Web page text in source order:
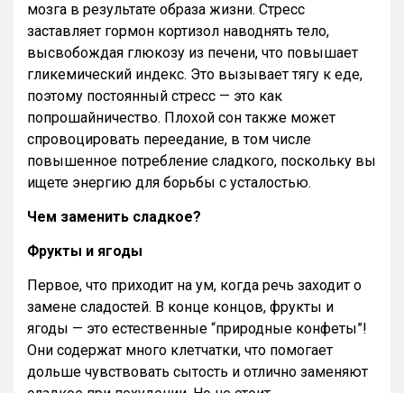
мозга в результате образа жизни. Стресс
заставляет гормон кортизол наводнять тело,
высвобождая глюкозу из печени, что повышает
гликемический индекс. Это вызывает тягу к еде,
поэтому постоянный стресс — это как
попрошайничество. Плохой сон также может
спровоцировать переедание, в том числе
повышенное потребление сладкого, поскольку вы
ищете энергию для борьбы с усталостью.
Чем заменить сладкое?
Фрукты и ягоды
Первое, что приходит на ум, когда речь заходит о
замене сладостей. В конце концов, фрукты и
ягоды — это естественные “природные конфеты”!
Они содержат много клетчатки, что помогает
дольше чувствовать сытость и отлично заменяют